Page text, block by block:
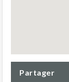
Partager